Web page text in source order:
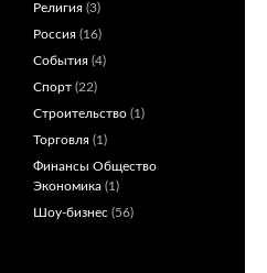
Религия (3)
Россия (16)
События (4)
Спорт (22)
Строительство (1)
Торговля (1)
Финансы Общество
Экономика (1)
Шоу-бизнес (56)